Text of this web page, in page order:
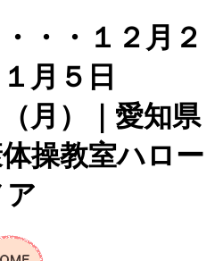
・・１２月２
月５日
（月）｜愛知県
操教室ハロー